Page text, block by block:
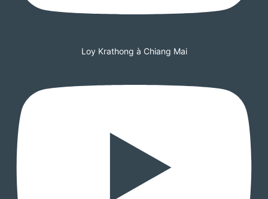
Loy Krathong à Chiang Mai